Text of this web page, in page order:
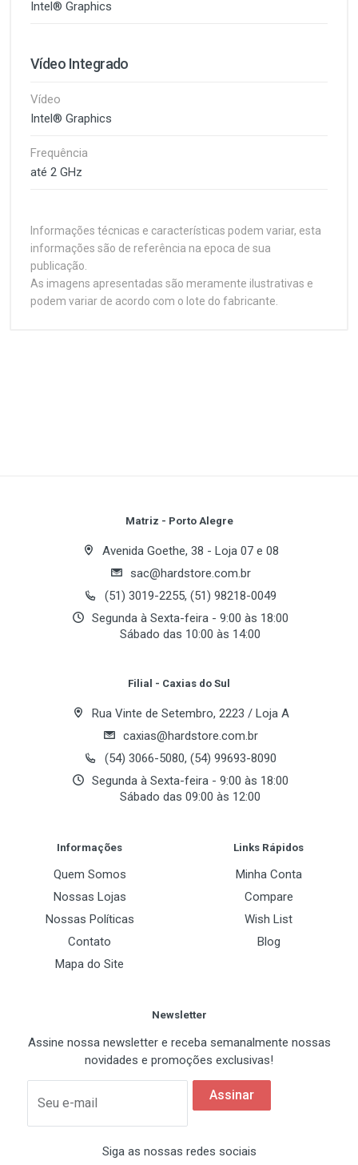
Intel® Graphics
Vídeo Integrado
Vídeo
Intel® Graphics
Frequência
até 2 GHz
Informações técnicas e características podem variar, esta
informações são de referência na epoca de sua
publicação.
As imagens apresentadas são meramente ilustrativas e
podem variar de acordo com o lote do fabricante.
Equipado com 24 núcleos, frequência turbo máxima
de até 5,50 GHz, 36 MB de Intel® Smart Cache,
suporte a memórias DDR5 de até 7200 MT/s, PCI
Express 5.0 e recursos dedicados para Inteligência
Artificial, o Core Ultra 7 270K Plus entrega uma
Destaques do Produto
Intel® Core™ Ultra Processors (Series 2)
cores)
24 threads
Frequência Turbo Máxima de até 5,50 GHz
36 MB Intel® Smart Cache
Intel® AI Boost (NPU)
Especificações Técnicas
Marca: Intel
Soquete
Socket 1851 LGA
3.7GHz (5.5GHz Turbo Boost)
L2 Cache
36 MB Intel® Smart Cache
TSMC 3nm (N3B)
Processor Base Power 125W / Maximum Turbo Power
Tecnologia Intel
Your Name
Email Address
Matriz - Porto Alegre
Avenida Goethe, 38 - Loja 07 e 08
sac@hardstore.com.br
(51) 3019-2255, (51) 98218-0049
Segunda à Sexta-feira - 9:00 às 18:00
Sábado das 10:00 às 14:00
Filial - Caxias do Sul
Rua Vinte de Setembro, 2223 / Loja A
caxias@hardstore.com.br
(54) 3066-5080, (54) 99693-8090
Segunda à Sexta-feira - 9:00 às 18:00
Sábado das 09:00 às 12:00
Informações
Quem Somos
Nossas Lojas
Nossas Políticas
Contato
Mapa do Site
Links Rápidos
Minha Conta
Compare
Wish List
Blog
Newsletter
Assine nossa newsletter e receba semanalmente nossas
novidades e promoções exclusivas!
Seu e-mail
Assinar
Siga as nossas redes sociais